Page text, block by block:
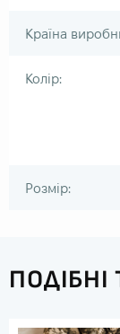
Країна
Колір:
Розмір:
ПОДІБНІ